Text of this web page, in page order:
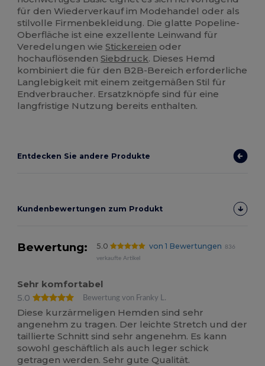
für den Wiederverkauf im Modehandel oder als
stilvolle Firmenbekleidung. Die glatte Popeline-
Oberfläche ist eine exzellente Leinwand für
Veredelungen wieStickereien oder
hochauflösendenSiebdruck. Dieses Hemd
kombiniert die für den B2B-Bereich erforderliche
Langlebigkeit mit einem zeitgemäßen Stil für
Endverbraucher. Ersatzknöpfe sind für eine
langfristige Nutzung bereits enthalten.
Entdecken Sie andere Produkte
Kundenbewertungen zum Produkt
Bewertung: 5.0 von 1 Bewertungen
836
verkaufte Artikel
Sehr komfortabel
5.0
Bewertung von Franky L.
Diese kurzärmeligen Hemden sind sehr
angenehm zu tragen. Der leichte Stretch und der
taillierte Schnitt sind sehr angenehm. Es kann
sowohl geschäftlich als auch leger schick
getragen werden. Sehr gute Qualität.